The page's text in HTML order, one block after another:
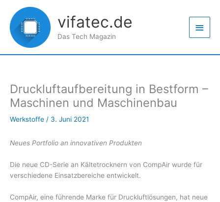
Inhalt
springen
vifatec.de
Das Tech Magazin
Druckluftaufbereitung in Bestform –
Maschinen und Maschinenbau
Werkstoffe / 3. Juni 2021
Neues Portfolio an innovativen Produkten
Die neue CD-Serie an Kältetrocknern von CompAir wurde für
verschiedene Einsatzbereiche entwickelt.
CompAir, eine führende Marke für Druckluftlösungen, hat neue